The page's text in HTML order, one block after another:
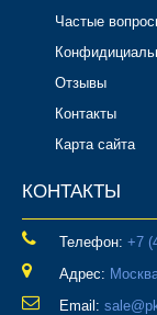
Частые
Отзывы
Контакты
Карта сайта
КОНТАКТЫ
Телефон: ‎+7
Адрес:
Email: